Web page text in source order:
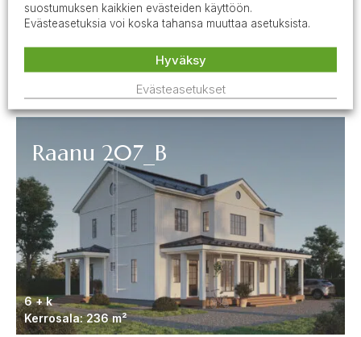
6 + k
Kerrosala: 236 m²
Raanu 207_B
suostumuksen kaikkien evästeiden käyttöön.
Evästeasetuksia voi koska tahansa muuttaa asetuksista.
Evästeasetukset
Hyväksy